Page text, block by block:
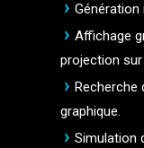
Génération
Affichage
projection
Recherche
graphique.
Simulation